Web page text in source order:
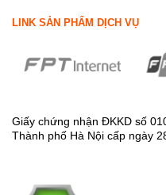
LINK SẢN PHẨM DỊCH VỤ
Giấy chứng nhận ĐKKD số
Thành phố Hà Nội cấp ngày